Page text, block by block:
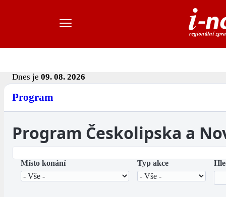
Dnes je 09. 08. 2026
Program
Program Českolipska a
Místo konání Typ akce